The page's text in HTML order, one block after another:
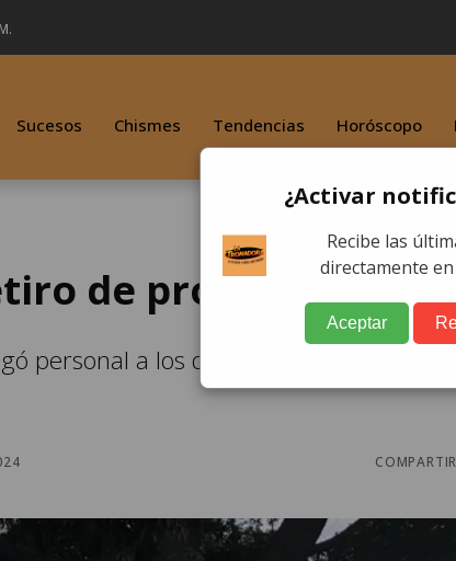
Sucesos Chismes Tendencias Horóscopo
de propaganda
personal a los distintos departamentos
¿Activar
Recibe las
directamente
Aceptar